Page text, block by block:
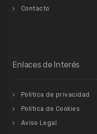
Contacto
Enlaces de Interés
Política de privacidad
Política de Cookies
Aviso Legal